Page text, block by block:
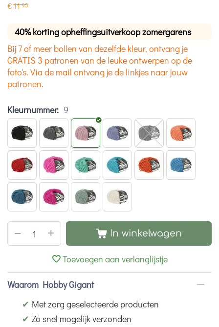
€1195
40% korting opheffingsuitverkoop zomergarens
Bij 7 of meer bollen van dezelfde kleur, ontvang je
GRATIS 3 patronen van de leuke ontwerpen op de
foto's. Via de mail ontvang je de linkjes naar jouw
patronen.
Kleurnummer: 9
+
− In winkelwagen
Toevoegen aan verlanglijstje
Waarom Hobby Gigant
✔ Met zorg geselecteerde producten
✔ Zo snel mogelijk verzonden